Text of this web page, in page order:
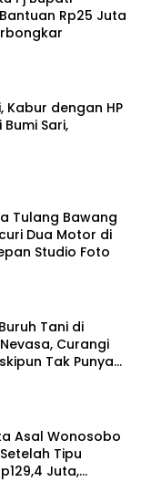
Rp25 Juta
Kabur dengan HP
Sari,
Tulang Bawang
Dua Motor di
Studio Foto
Tani di
Curangi
Tak Punya
Asal Wonosobo
Tipu
Juta,